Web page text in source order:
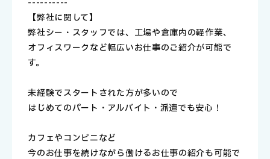
----------
【弊社に関して】
弊社シー・スタッフでは、工場や倉庫内の軽作業、
オフィスワークなど幅広いお仕事のご紹介が可能で
す。
未経験でスタートされた方が多いので
はじめてのパート・アルバイト・派遣でも安心！
カフェやコンビニなど
今のお仕事を続けながら働けるお仕事の紹介も可能で